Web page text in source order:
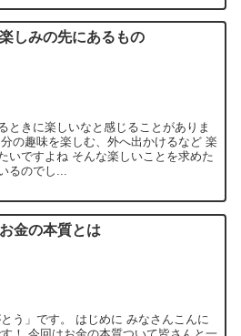
楽しみの先にあるもの
ときに楽しいなと感じることがありま
の趣味を楽しむ、外へ出かけるなど 楽
いですよね そんな楽しいことを求めた
るのでし...
お金の本質とは
う」です。 はじめに みなさんこんに